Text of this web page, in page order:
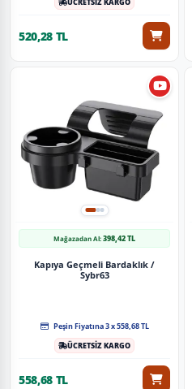
520,28 TL
Mağazadan Al:398,42 TL
Kapıya Geçmeli Bardaklık /
Sybr63
Peşin Fiyatına 3 x 558,68 TL
ÜCRETSİZ KARGO
558,68 TL